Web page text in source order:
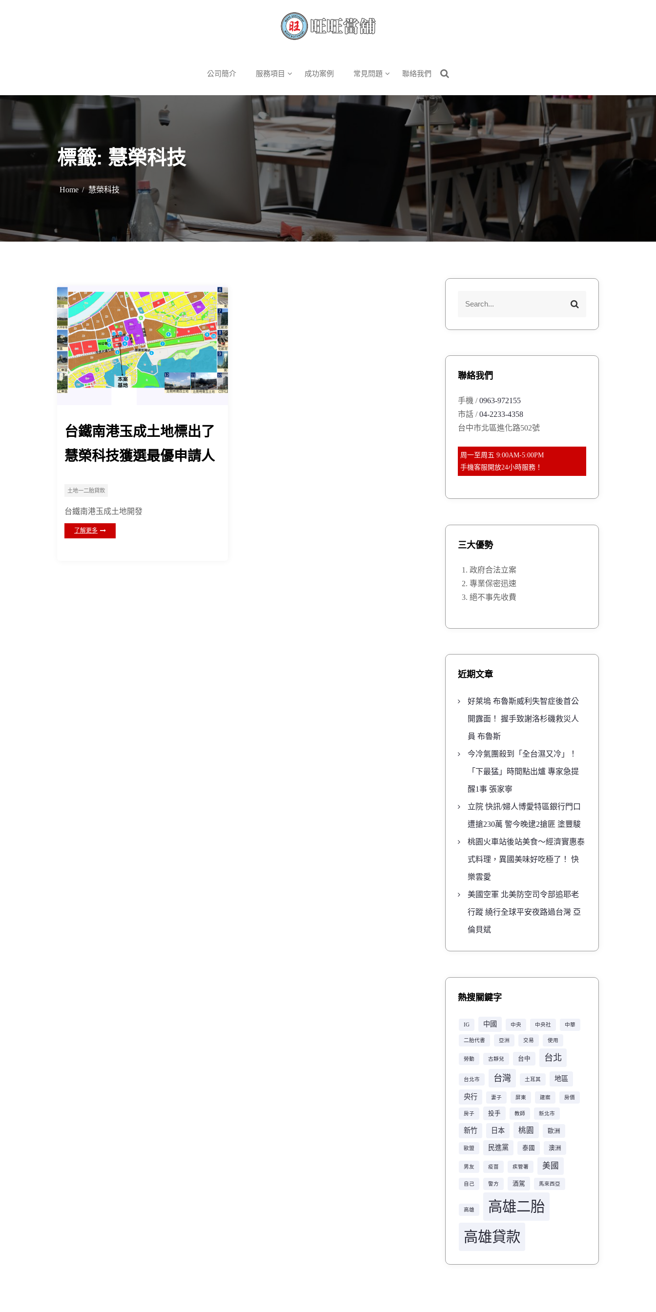
e
公司簡介 服務項目 成功案例 常見問題 聯絡我們
標籤: 慧榮科技
Home 慧榮科技
台鐵南港玉成土地標出了
慧榮科技獲選最優申請人
土地一二胎貸款
台鐵南港玉成土地開發
了解更多
f
S
r
聯絡我們
手機 /0963-972155
市話 /04-2233-4358
台中市北區進化路502號
周一至周五 9:00AM-5:00PM
手機客服開放24小時服務！
三大優勢
政府合法立案
專業保密迅速
絕不事先收費
近期文章
好萊塢 布魯斯威利失智症後首公
開露面！ 握手致謝洛杉磯救災人
員 布魯斯
今冷氣團殺到「全台濕又冷」！
「下最猛」時間點出爐 專家急提
醒1事 張家寧
立院 快訊/婦人博愛特區銀行門口
遭搶230萬 警今晚逮2搶匪 塗豐駿
桃園火車站後站美食～經濟實惠泰
式料理，異國美味好吃極了！ 快
樂雲愛
美國空軍 北美防空司令部追耶老
行蹤 繞行全球平安夜路過台灣 亞
倫貝斌
熱搜關鍵字
IG 中國 中央 中央社 中華
二胎代書 亞洲 交易 使用
勞動 古靜兒 台中 台北
台北市 台灣 土耳其 地區
央行 妻子 屏東 建案 房價
房子 投手 教師 新北市
新竹 日本 桃園 歐洲
歐盟 民進黨 泰國 澳洲
男友 疫苗 疾管署 美國
自己 警方 酒駕 馬來西亞
高雄
高雄二胎
高雄貸款